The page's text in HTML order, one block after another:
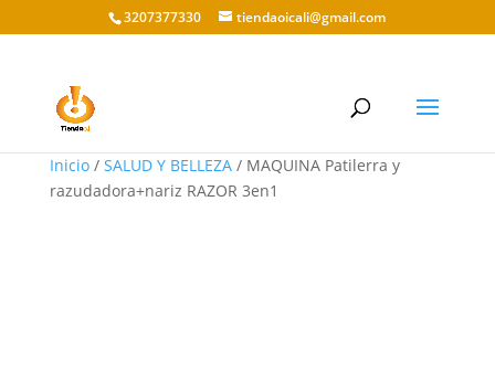
3207377330 tiendaoicali@gmail.com
Inicio/ SALUD Y BELLEZA/ MAQUINA Patilerra y
razudadora+nariz RAZOR 3en1